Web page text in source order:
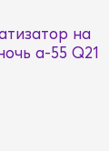
на
a-55 Q21